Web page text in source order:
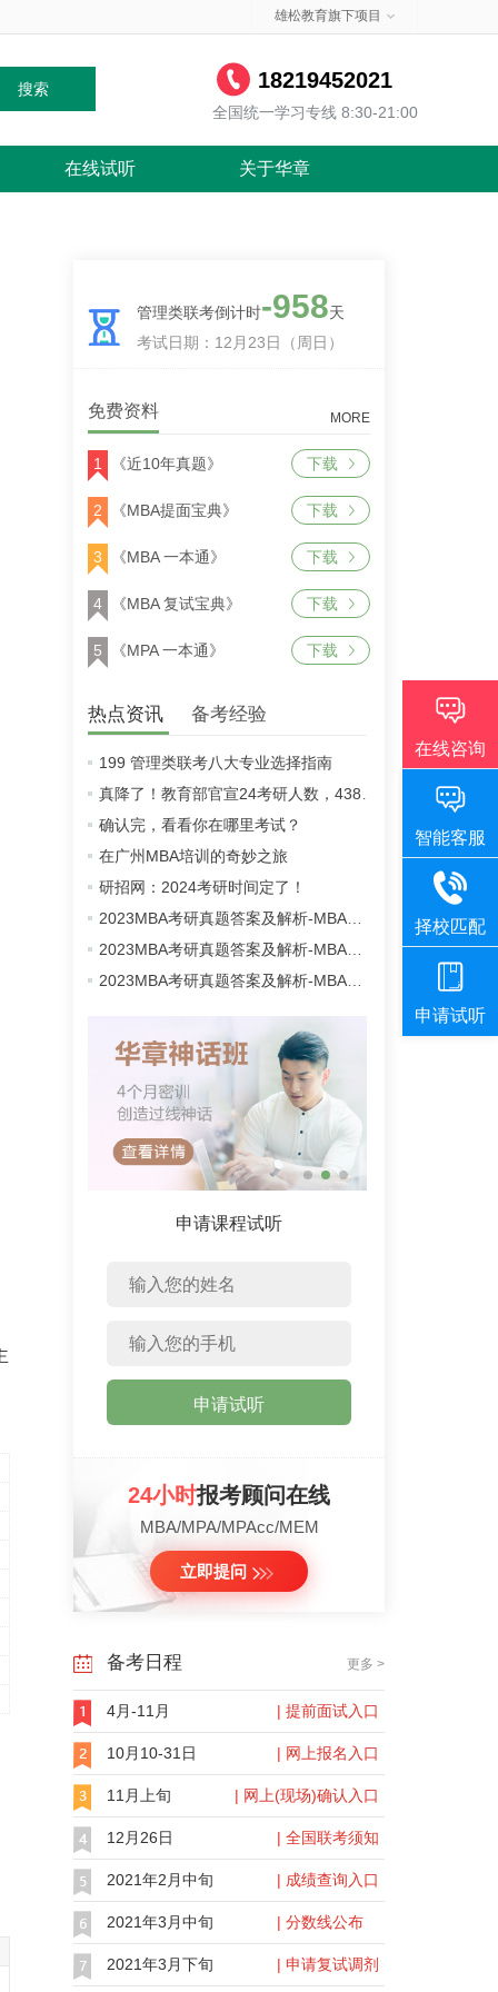
雄松教育旗下项目
搜索 18219452021
全国统一学习专线 8:30-21:00
在线试听 关于华章
管理类联考倒计时-958天
考试日期：12月23日（周日）
免费资料 MORE
1 《近10年真题》 下载
2 《MBA提面宝典》 下载
3 《MBA 一本通》 下载
4 《MBA 复试宝典》 下载
5 《MPA 一本通》 下载
热点资讯 备考经验
199 管理类联考八大专业选择指南
真降了！教育部官宣24考研人数，438万！
确认完，看看你在哪里考试？
在广州MBA培训的奇妙之旅
研招网：2024考研时间定了！
2023MBA考研真题答案及解析-MBA英语二真题解析（雄松华章文字版）
2023MBA考研真题答案及解析-MBA数学真题解析（雄松华章文字版）
2023MBA考研真题答案及解析-MBA逻辑真题解析（雄松华章文字版）
申请课程试听
申请试听
24小时报考顾问在线
MBA/MPA/MPAcc/MEM
立即提问
备考日程 更多 >
4月-11月 | 提前面试入口
10月10-31日 | 网上报名入口
11月上旬 | 网上(现场)确认入口
12月26日 | 全国联考须知
2021年2月中旬 | 成绩查询入口
2021年3月中旬 | 分数线公布
2021年3月下旬 | 申请复试调剂